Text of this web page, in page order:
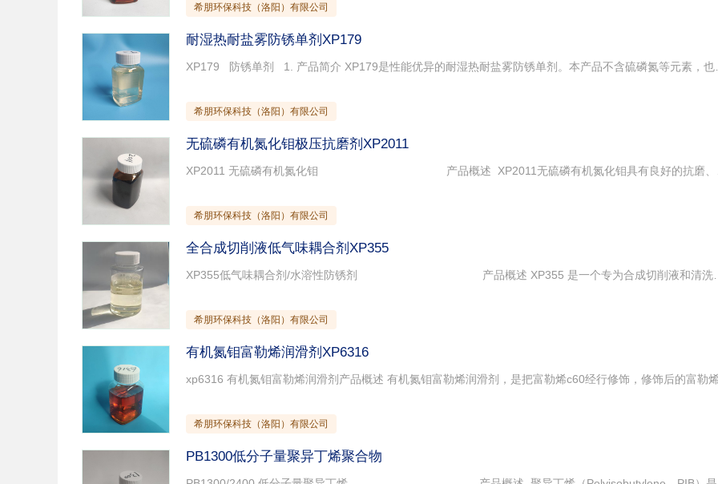
希朋环保科技（洛阳）有限公司
耐湿热耐盐雾防锈单剂XP179
XP179 防锈单剂 1. 产品简介 XP179是性能优异的耐湿热耐盐雾防锈单剂。本产品不含硫磷氮等元
希朋环保科技（洛阳）有限公司
无硫磷有机氮化钼极压抗磨剂XP2011
希朋环保科技（洛阳）有限公司
全合成切削液低气味耦合剂XP355
XP355低气味耦合剂/水溶性防锈剂 产品概述 XP355 是一个专为合成切削液和清洗剂开发的低气味的耦合剂和水溶性防锈剂。可以在碱性条件下，以及硼酸、无机盐等存在下， 以较低的加入量，将非离子润滑剂或者非离子表面活性剂耦合到配
希朋环保科技（洛阳）有限公司
有机氮钼富勒烯润滑剂XP6316
希朋环保科技（洛阳）有限公司
PB1300低分子量聚异丁烯聚合物